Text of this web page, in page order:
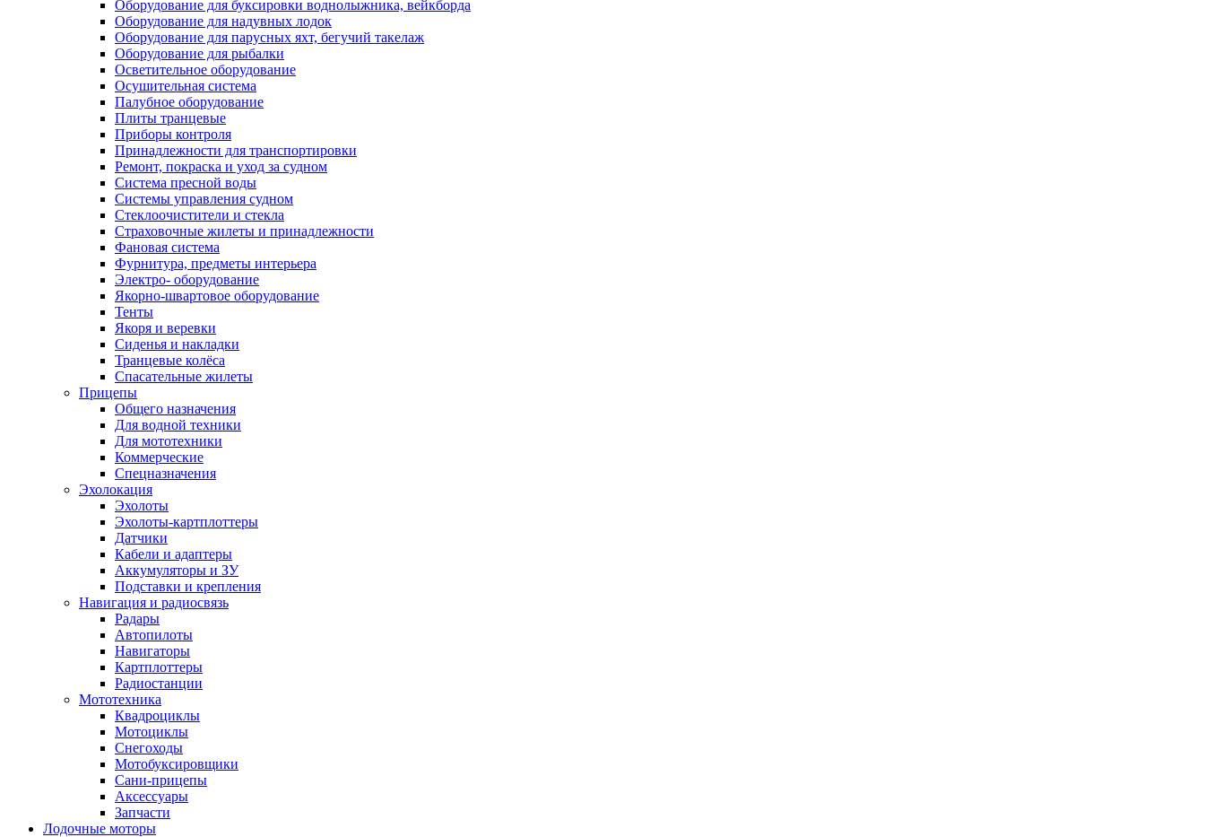
Оборудование для буксировки воднолыжника, вейкборда
Оборудование для надувных лодок
Оборудование для парусных яхт, бегучий такелаж
Оборудование для рыбалки
Осветительное оборудование
Осушительная система
Палубное оборудование
Плиты транцевые
Приборы контроля
Принадлежности для транспортировки
Ремонт, покраска и уход за судном
Система пресной воды
Системы управления судном
Стеклоочистители и стекла
Страховочные жилеты и принадлежности
Фановая система
Фурнитура, предметы интерьера
Электро- оборудование
Якорно-швартовое оборудование
Тенты
Якоря и веревки
Сиденья и накладки
Транцевые колёса
Спасательные жилеты
Прицепы
Общего назначения
Для водной техники
Для мототехники
Коммерческие
Спецназначения
Эхолокация
Эхолоты
Эхолоты-картплоттеры
Датчики
Кабели и адаптеры
Аккумуляторы и ЗУ
Подставки и крепления
Навигация и радиосвязь
Радары
Автопилоты
Навигаторы
Картплоттеры
Радиостанции
Мототехника
Квадроциклы
Мотоциклы
Снегоходы
Мотобуксировщики
Сани-прицепы
Аксессуары
Запчасти
Лодочные моторы